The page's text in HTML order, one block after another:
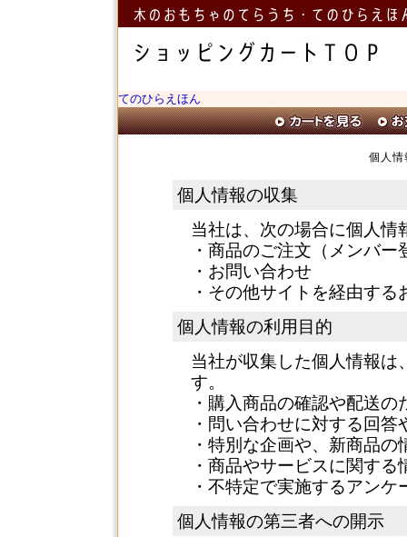
てのひらえほん
個人情
個人情報の収集
当社は、次の場合に個人情
・商品のご注文（メンバ
・お問い合わせ
・その他サイトを経由す
個人情報の利用目的
当社が収集した個人情報は
す。
・購入商品の確認や配送の
・問い合わせに対する回
・特別な企画や、新商品
・商品やサービスに関す
・不特定で実施するアン
個人情報の第三者への開示